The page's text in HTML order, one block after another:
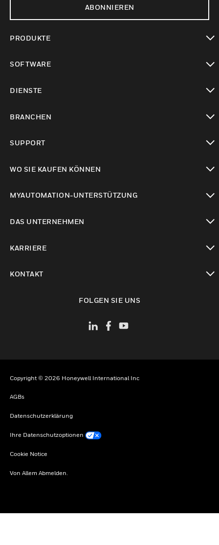
ABONNIEREN
PRODUKTE
SOFTWARE
DIENSTE
BRANCHEN
SUPPORT
WO SIE KAUFEN KÖNNEN
MYAUTOMATION-UNTERSTÜTZUNG
DAS UNTERNEHMEN
KARRIERE
KONTAKT
FOLGEN SIE UNS
Copyright © 2026 Honeywell International Inc
AGBs
Datenschutzerklärung
Ihre Datenschutzoptionen
Cookie Notice
Von Allem Abmelden.